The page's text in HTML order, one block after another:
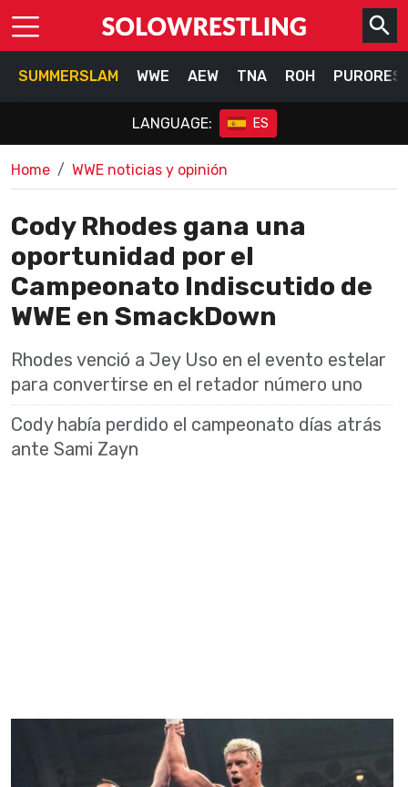
SUMMERSLAM WWE AEW TNA ROH
LANGUAGE: ES
Home WWE noticias y opinión
Cody Rhodes gana una
oportunidad por el
Campeonato Indiscutido de
WWE en SmackDown
Rhodes venció a Jey Uso en el evento estelar
para convertirse en el retador número uno
Cody había perdido el campeonato días atrás
ante Sami Zayn